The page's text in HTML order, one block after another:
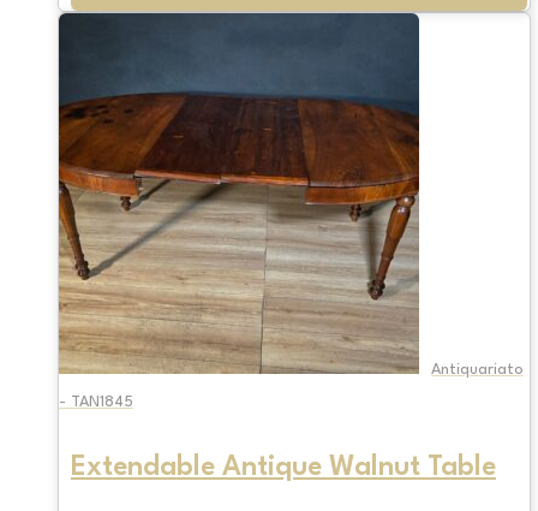
Antiquariato
- TAN1845
Extendable Antique Walnut Table